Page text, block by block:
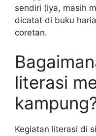
sendiri (iya, masih
dicatat di buku
coretan.
literasi
Kegiatan literasi di